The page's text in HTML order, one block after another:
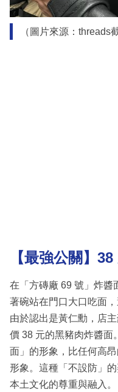
（圖片來源：threads
【最強公關】
在「方磚廠 69 號」炸醬
著碗站在門口大口吃面，
由於認出是黃仁勳，店
價 38 元的黑豬肉炸醬面
面」的形象，比任何高
形象。這種「不設防」
本土文化的尊重與融入。